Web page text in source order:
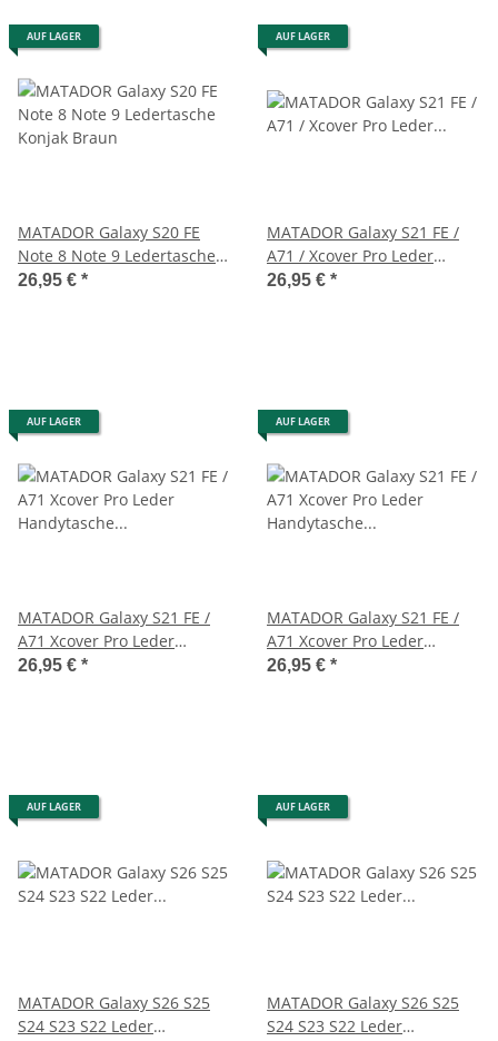
AUF LAGER
MATADOR Galaxy S20 FE
Note 8 Note 9 Ledertasche
Konjak Braun
26,95 € *
AUF LAGER
MATADOR Galaxy S21 FE /
A71 / Xcover Pro Leder
Gürteltasche Schwarz
26,95 € *
AUF LAGER
MATADOR Galaxy S21 FE /
A71 Xcover Pro Leder
Handytasche Braun
26,95 € *
AUF LAGER
MATADOR Galaxy S21 FE /
A71 Xcover Pro Leder
Handytasche Schwarz
26,95 € *
AUF LAGER
MATADOR Galaxy S26 S25
S24 S23 S22 Leder
AUF LAGER
MATADOR Galaxy S26 S25
S24 S23 S22 Leder